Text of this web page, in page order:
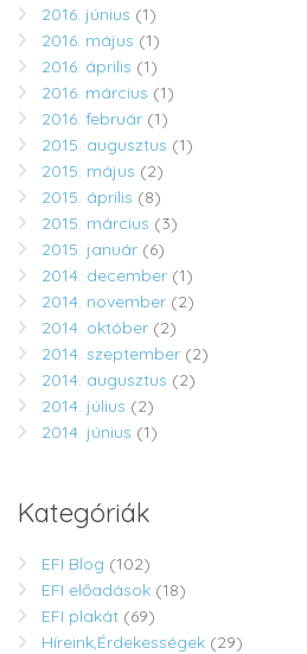
2016. június (1)
2016. május (1)
2016. április (1)
2016. március (1)
2016. február (1)
2015. augusztus (1)
2015. május (2)
2015. április (8)
2015. március (3)
2015. január (6)
2014. december (1)
2014. november (2)
2014. október (2)
2014. szeptember (2)
2014. augusztus (2)
2014. július (2)
2014. június (1)
Kategóriák
EFI Blog (102)
EFI előadások (18)
EFI plakát (69)
Híreink,Érdekességek (29)